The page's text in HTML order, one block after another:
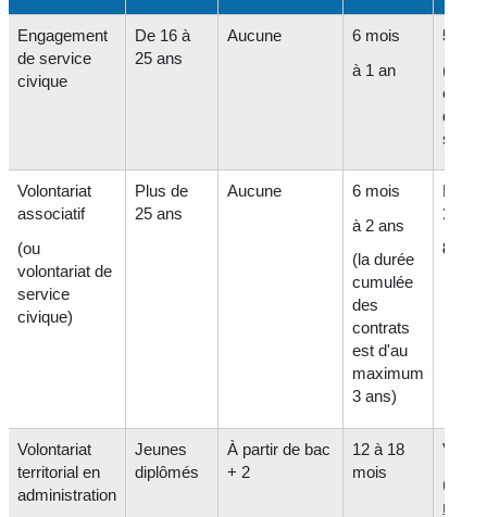
Engagement
de service
civique
De 16 à
25 ans
Aucune
6 mois
à 1 an
(+
en
Volontariat
associatif
(ou
volontariat de
service
civique)
Plus de
25 ans
Aucune
6 mois
à 2 ans
(la durée
cumulée
des
contrats
est d'au
maximum
3 ans)
Entre
Volontariat
territorial en
administration
Jeunes
diplômés
À partir de bac
+ 2
12 à 18
mois
(au